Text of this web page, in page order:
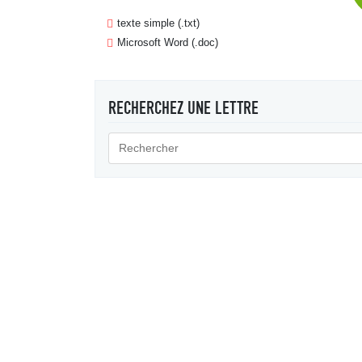
texte simple (.txt)
Microsoft Word (.doc)
RECHERCHEZ UNE LETTRE